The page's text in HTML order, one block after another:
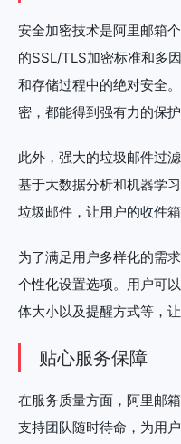
安全加密技术是阿里邮箱
的SSL/TLS加密标准和多
和存储过程中的绝对安全
密，都能得到强有力的保护
此外，强大的垃圾邮件过
基于大数据分析和机器学
垃圾邮件，让用户的收件
为了满足用户多样化的需
个性化设置选项。用户可
体大小以及提醒方式等，
贴心服务保障
在服务质量方面，阿里邮
支持团队随时待命，为用